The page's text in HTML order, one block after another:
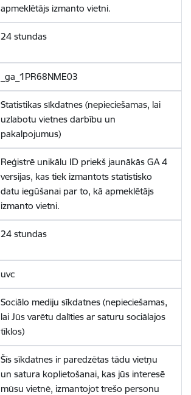
apmeklētājs izmanto vietni.
24 stundas
_ga_1PR68NME03
Statistikas sīkdatnes (nepieciešamas, lai
uzlabotu vietnes darbību un
pakalpojumus)
Reģistrē unikālu ID priekš jaunākās GA 4
versijas, kas tiek izmantots statistisko
datu iegūšanai par to, kā apmeklētājs
izmanto vietni.
24 stundas
uvc
Sociālo mediju sīkdatnes (nepieciešamas,
lai Jūs varētu dalīties ar saturu sociālajos
tīklos)
Šīs sīkdatnes ir paredzētas tādu vietņu
un satura koplietošanai, kas jūs interesē
mūsu vietnē, izmantojot trešo personu